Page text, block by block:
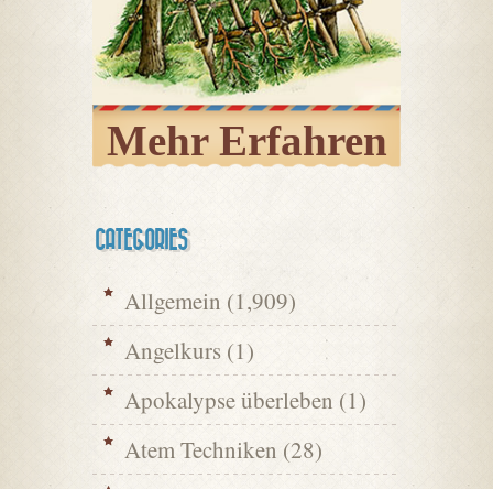
Mehr Erfahren
CATEGORIES
Allgemein (1,909)
Angelkurs (1)
Apokalypse überleben (1)
Atem Techniken (28)